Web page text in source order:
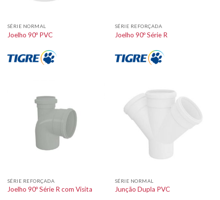
SÉRIE NORMAL
Joelho 90º PVC
SÉRIE REFORÇADA
Joelho 90º Série R
SÉRIE REFORÇADA
Joelho 90º Série R com Visita
SÉRIE NORMAL
Junção Dupla PVC